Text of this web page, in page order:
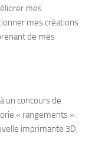
mes
mes créations
de mes
un concours de
« rangements ».
imprimante 3D,